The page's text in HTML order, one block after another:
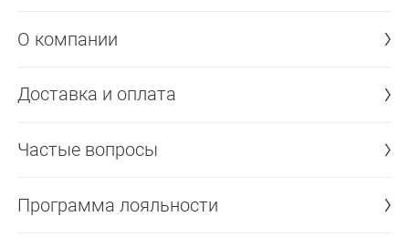
О компании
Доставка и оплата
Частые вопросы
Программа лояльности